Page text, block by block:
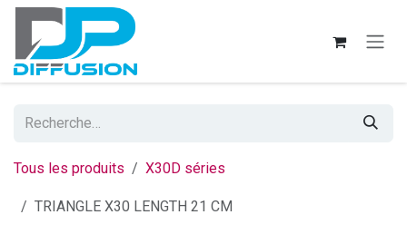
Se rendre au contenu
Tous les produits X30D séries
TRIANGLE X30 LENGTH 21 CM